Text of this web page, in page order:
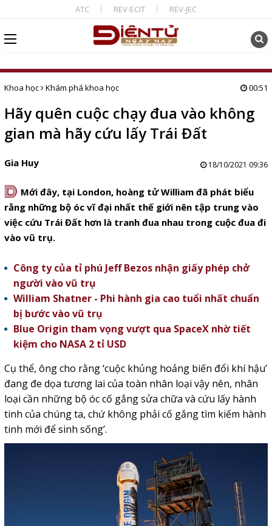
ATC REV-ECIT REV-JEC
Khoa học Khám phá khoa học 00:51
Hãy quên cuộc chạy đua vào không
gian mà hãy cứu lấy Trái Đất
Gia Huy 18/10/2021 09:36
D Mới đây, tại London, hoàng tử William đã phát biểu
rằng những bộ óc vĩ đại nhất thế giới nên tập trung vào
việc cứu Trái Đất hơn là tranh đua nhau trong cuộc đua đi
vào vũ trụ.
Công ty của tỉ phú Jeff Bezos nhận giấy phép chở
người vào vũ trụ
William Shatner - Phi hành gia cao tuổi nhất chuẩn
bị bước vào vũ trụ
Blue Origin tham vọng vượt qua SpaceX nhờ tiết
kiệm cho NASA 2 tỉ USD
Cụ thể, ông cho rằng ‘cuộc khủng hoảng biến đổi khí hậu’
đang đe dọa tương lai của toàn nhân loại vậy nên, nhân
loại cần những bộ óc cố gắng sửa chữa và cứu lấy hành
tinh của chúng ta, chứ không phải cố gắng tìm kiếm hành
tinh mới để sinh sống’.